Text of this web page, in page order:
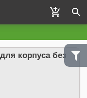
корпуса без